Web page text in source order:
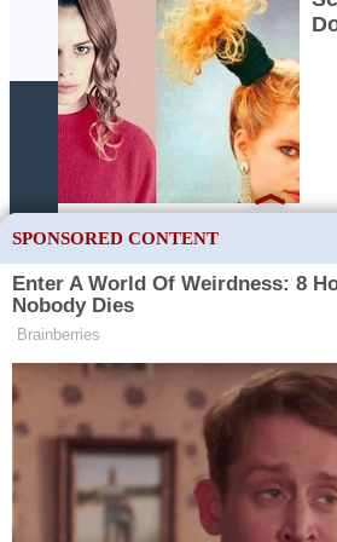
ČTĚTE VÍCE
Jak dlouho
doma?
SPONSORED CONTENT